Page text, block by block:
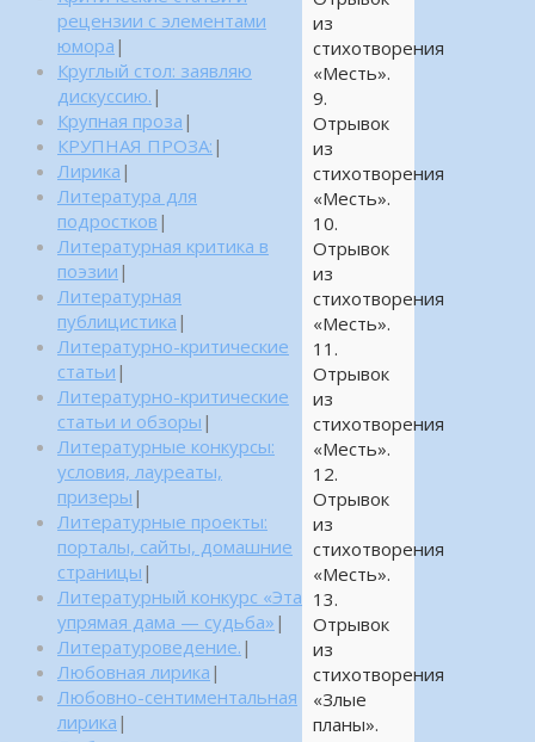
из
стихотворения
«Месть».
9.
Отрывок
из
стихотворения
«Месть».
10.
Отрывок
из
стихотворения
«Месть».
11.
Отрывок
из
стихотворения
«Месть».
12.
Отрывок
из
стихотворения
«Месть».
13.
Отрывок
из
стихотворения
«Злые
планы».
рецензии с элементами
юмора |
Круглый стол: заявляю
дискуссию. |
Крупная проза |
КРУПНАЯ ПРОЗА: |
Лирика |
Литература для
подростков |
Литературная критика в
поэзии |
Литературная
публицистика |
Литературно-критические
статьи |
Литературно-критические
статьи и обзоры |
Литературные конкурсы:
условия, лауреаты,
призеры |
Литературные проекты:
порталы, сайты, домашние
страницы |
Литературный конкурс «Эта
упрямая дама — судьба» |
Литературоведение. |
Любовная лирика |
Любовно-сентиментальная
лирика |